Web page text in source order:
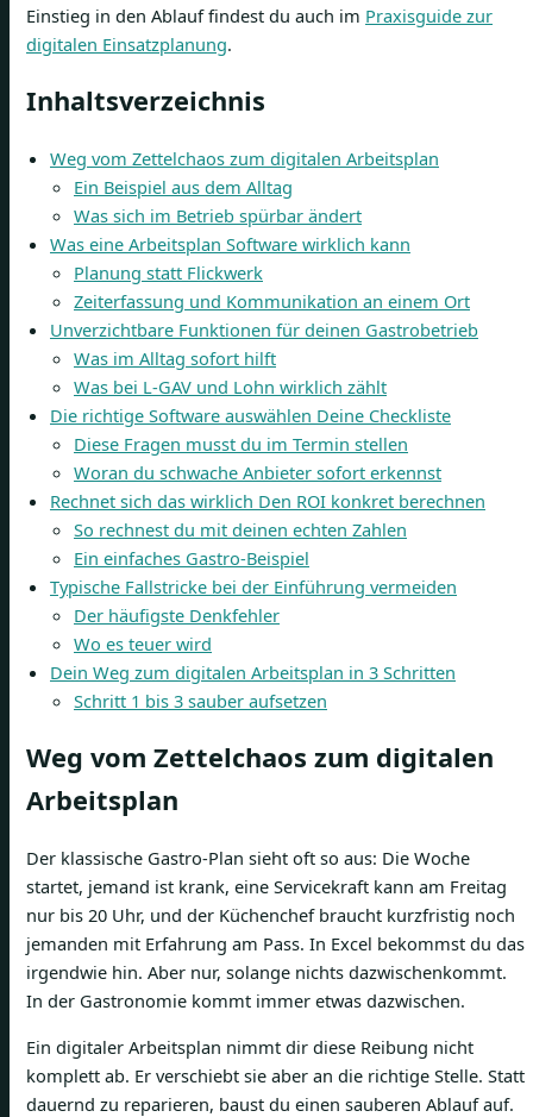
Einstieg in den Ablauf findest du auch im Praxisguide zur
digitalen Einsatzplanung.
Inhaltsverzeichnis
Weg vom Zettelchaos zum digitalen Arbeitsplan
Ein Beispiel aus dem Alltag
Was sich im Betrieb spürbar ändert
Was eine Arbeitsplan Software wirklich kann
Planung statt Flickwerk
Zeiterfassung und Kommunikation an einem Ort
Unverzichtbare Funktionen für deinen Gastrobetrieb
Was im Alltag sofort hilft
Was bei L-GAV und Lohn wirklich zählt
Die richtige Software auswählen Deine Checkliste
Diese Fragen musst du im Termin stellen
Woran du schwache Anbieter sofort erkennst
Rechnet sich das wirklich Den ROI konkret berechnen
So rechnest du mit deinen echten Zahlen
Ein einfaches Gastro-Beispiel
Typische Fallstricke bei der Einführung vermeiden
Der häufigste Denkfehler
Wo es teuer wird
Dein Weg zum digitalen Arbeitsplan in 3 Schritten
Schritt 1 bis 3 sauber aufsetzen
Weg vom Zettelchaos zum digitalen
Arbeitsplan
Der klassische Gastro-Plan sieht oft so aus: Die Woche
startet, jemand ist krank, eine Servicekraft kann am Freitag
nur bis 20 Uhr, und der Küchenchef braucht kurzfristig noch
jemanden mit Erfahrung am Pass. In Excel bekommst du das
irgendwie hin. Aber nur, solange nichts dazwischenkommt.
In der Gastronomie kommt immer etwas dazwischen.
Ein digitaler Arbeitsplan nimmt dir diese Reibung nicht
komplett ab. Er verschiebt sie aber an die richtige Stelle. Statt
dauernd zu reparieren, baust du einen sauberen Ablauf auf.